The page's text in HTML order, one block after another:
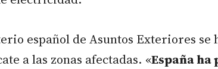
español de Asuntos Exteriores se
a las zonas afectadas. «España ha